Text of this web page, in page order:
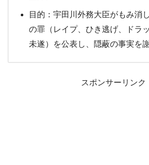
目的：宇田川外務大臣がもみ消
の罪（レイプ、ひき逃げ、ドラ
未遂）を公表し、隠蔽の事実を
スポンサーリンク